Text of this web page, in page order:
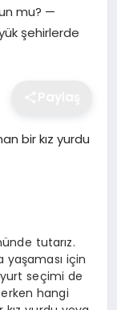
mu? —
şehirlerde
tutarız.
yaşaması için
seçimi de
hangi